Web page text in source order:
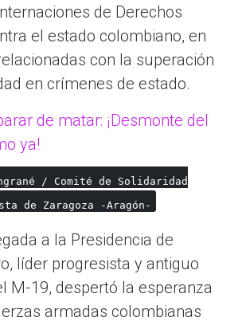
de Derechos
el estado colombiano, en
con la superación
en crímenes de estado.
/ Comité de Solidaridad
de Zaragoza -Aragón-
a la Presidencia de
líder progresista y antiguo
M-19, despertó la esperanza
armadas colombianas